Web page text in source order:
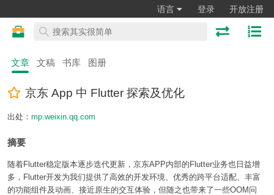
语言 登录 开放注册
文章 文稿 书库 图册
京东 App 中 Flutter 探索及优化
出处： mp.weixin.qq.com
摘要
随着Flutter稳定版本逐步迭代更新，京东APP内部的Flutter业务也日益增
多，Flutter开发为我们提供了高效的开发环境、优秀的跨平台适配、丰富
的功能组件及动画、接近原生的交互体验，但随之也带来了一些OOM问